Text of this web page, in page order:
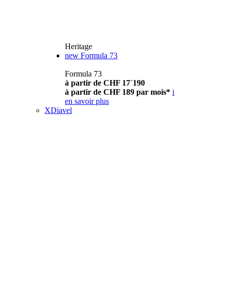
Heritage
new Formula 73
Formula 73
à partir de CHF 17´190
à partir de CHF 189 par mois* i
en savoir plus
XDiavel